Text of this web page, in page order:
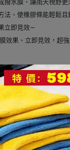
撥水膜、讓雨天視野更
法、使橡膠條能輕鬆
立即見效∼
效果、立即見效，超
撥水劑
刷、因為摩擦抵抗很少
橡膠的成分相比，較不
唧唧的雜音產生